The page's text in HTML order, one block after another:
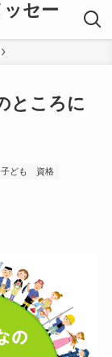
セー
ところに
子ども 資格